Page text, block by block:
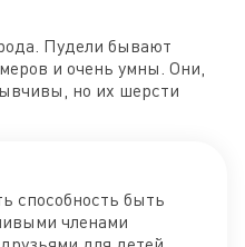
Пудели бывают
и очень умны. Они,
но их шерсти
способность быть
членами